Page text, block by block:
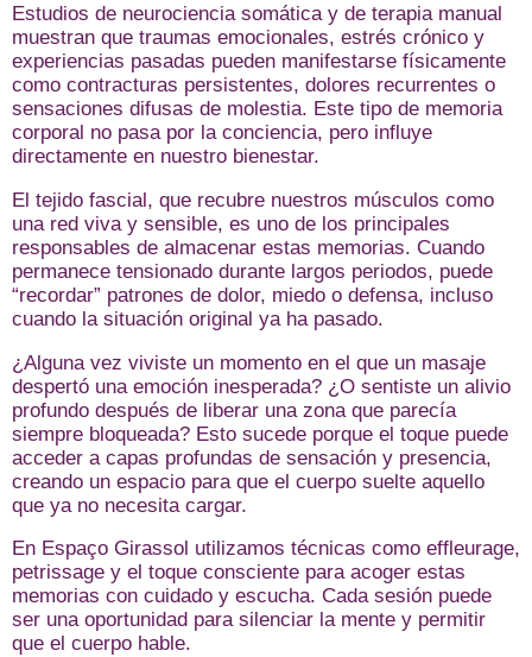
Estudios de neurociencia somática y de terapia manual
muestran que traumas emocionales, estrés crónico y
experiencias pasadas pueden manifestarse físicamente
como contracturas persistentes, dolores recurrentes o
sensaciones difusas de molestia. Este tipo de memoria
corporal no pasa por la conciencia, pero influye
directamente en nuestro bienestar.
El tejido fascial, que recubre nuestros músculos como
una red viva y sensible, es uno de los principales
responsables de almacenar estas memorias. Cuando
permanece tensionado durante largos periodos, puede
“recordar” patrones de dolor, miedo o defensa, incluso
cuando la situación original ya ha pasado.
¿Alguna vez viviste un momento en el que un masaje
despertó una emoción inesperada? ¿O sentiste un alivio
profundo después de liberar una zona que parecía
siempre bloqueada? Esto sucede porque el toque puede
acceder a capas profundas de sensación y presencia,
creando un espacio para que el cuerpo suelte aquello
que ya no necesita cargar.
En Espaço Girassol utilizamos técnicas como effleurage,
petrissage y el toque consciente para acoger estas
memorias con cuidado y escucha. Cada sesión puede
ser una oportunidad para silenciar la mente y permitir
que el cuerpo hable.